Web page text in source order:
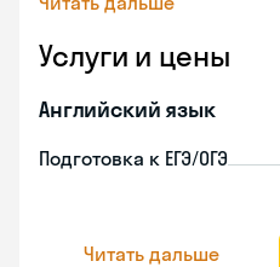
Услуги и цены
Английский язык
Подготовка к ЕГЭ/ОГЭ
Читать дальше